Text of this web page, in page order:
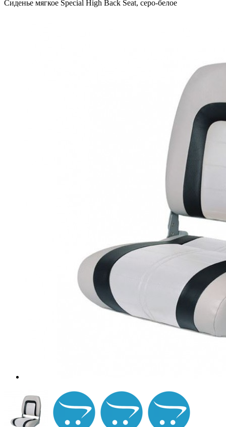
Сиденье мягкое Special High Back Seat, серо-белое